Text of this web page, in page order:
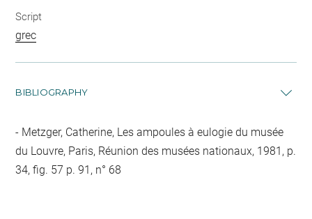
Script
grec
BIBLIOGRAPHY
Metzger, Catherine, Les ampoules à eulogie du musée
du Louvre, Paris, Réunion des musées nationaux, 1981, p.
34, fig. 57 p. 91, n° 68